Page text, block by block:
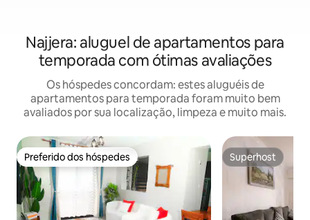
Najjera: aluguel de apartamentos para
temporada com ótimas avaliações
Os hóspedes concordam: estes aluguéis de
apartamentos para temporada foram muito bem
avaliados por sua localização, limpeza e muito mais.
Preferido dos hóspedes
Preferido dos hóspedes Superhost
Superhost